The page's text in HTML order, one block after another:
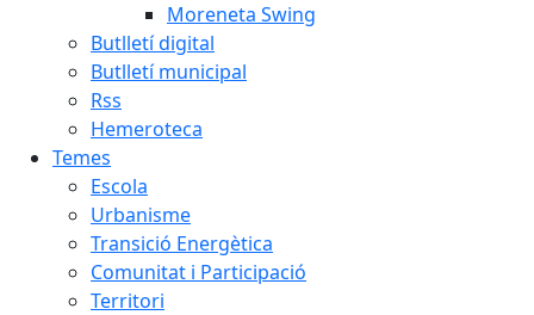
Moreneta Swing
Butlletí digital
Butlletí municipal
Rss
Hemeroteca
Temes
Escola
Urbanisme
Transició Energètica
Comunitat i Participació
Territori